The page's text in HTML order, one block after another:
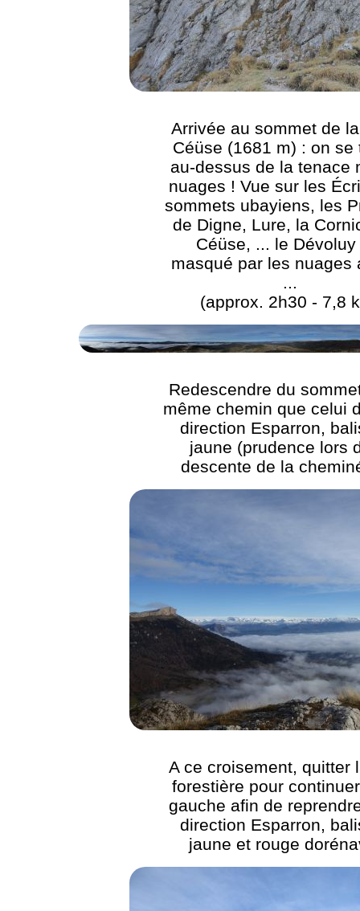
Arrivée au sommet de
Céüse (1681 m) : on se
au-dessus de la tenace
nuages ! Vue sur les
sommets ubayiens, les
de Digne, Lure, la
Céüse, ... le Dévoluy
masqué par les nuages
...
(approx. 2h30 - 7,8
Redescendre du
même chemin que celui
direction Esparron,
jaune (prudence lors
descente de la
A ce croisement, quitter
forestière pour
gauche afin de
direction Esparron,
jaune et rouge